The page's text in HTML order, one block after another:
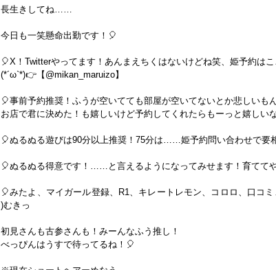
長生きしてね……
今日も一笑懸命出勤です！🎈
🎈X！Twitterやってます！あんまえちくはないけどね笑、姫予約は
(*´ω`*)👉【@mikan_maruizo】
🎈事前予約推奨！ふうが空いてても部屋が空いてないとか悲しいも
お店で君に決めた！も嬉しいけど予約してくれたらもーっと嬉しい
🎈ぬるぬる遊びは90分以上推奨！75分は……姫予約問い合わせで要
🎈ぬるぬる得意です！……と言えるようになってみせます！育てて
🎈みたよ、マイガール登録、R1、キレートレモン、コロロ、口コ
)むきっ
初見さんも古参さんも！みーんなふう推し！
べっぴんはうすで待ってるね！🎈